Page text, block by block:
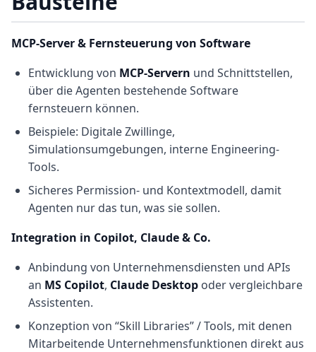
MCP-Server & Fernsteuerung von Software
Entwicklung von MCP-Servern und Schnittstellen,
über die Agenten bestehende Software
fernsteuern können.
Beispiele: Digitale Zwillinge,
Simulationsumgebungen, interne Engineering-
Tools.
Sicheres Permission- und Kontextmodell, damit
Agenten nur das tun, was sie sollen.
Integration in Copilot, Claude & Co.
Anbindung von Unternehmensdiensten und APIs
an MS Copilot, Claude Desktop oder vergleichbare
Assistenten.
Konzeption von “Skill Libraries” / Tools, mit denen
Mitarbeitende Unternehmensfunktionen direkt aus